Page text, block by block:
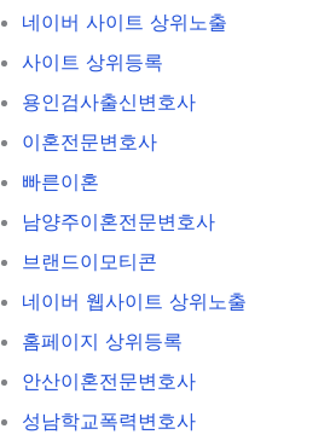
네이버 사이트 상위노출
사이트 상위등록
용인검사출신변호사
이혼전문변호사
빠른이혼
남양주이혼전문변호사
브랜드이모티콘
네이버 웹사이트 상위노출
홈페이지 상위등록
안산이혼전문변호사
성남학교폭력변호사